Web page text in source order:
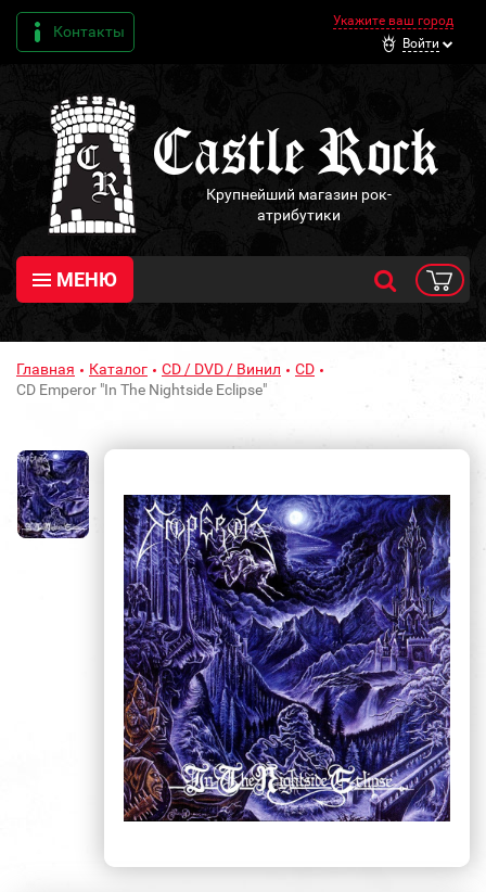
Контакты
Укажите ваш город
Войти
Крупнейший магазин рок-
атрибутики
МЕНЮ
Главная Каталог CD / DVD / Винил
CD
CD Emperor "In The Nightside Eclipse"